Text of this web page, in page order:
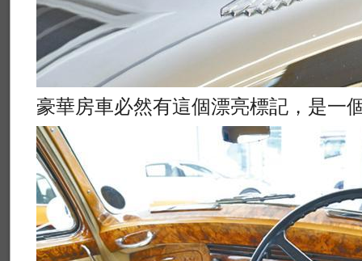
豪華房車必然有這個漂亮標記，是一